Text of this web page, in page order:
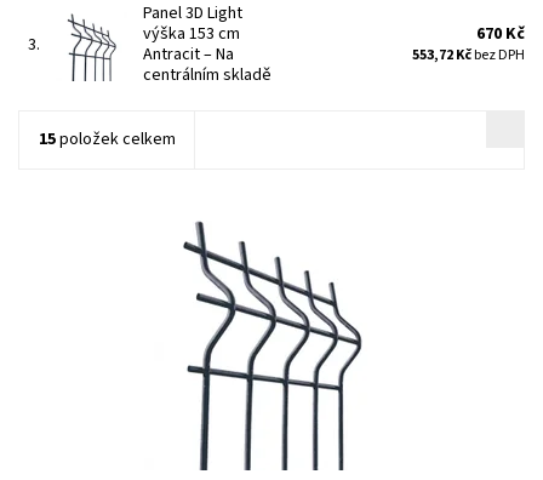
3.
Panel 3D Light
výška 153 cm
Antracit–Na
centrálním skladě
670 Kč
553,72 Kčbez DPH
15položek celkem
svařované poplastované dílce ekonomická varianta oplocení
Nylofor 3D rychlé namontování bez dalšího...
Na centrálním skladě
7041021-17
Betafence